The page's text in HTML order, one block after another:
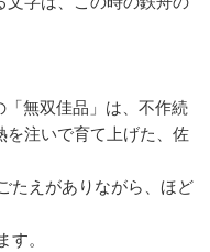
無双佳品」は、不作続
を注いで育て上げた、佐
たえがありながら、ほど
。